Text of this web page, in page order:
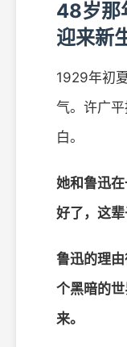
48岁那
迎来新
1929年初
气。许广
白。
她和鲁迅
好了，这辈
鲁迅的理
个黑暗的
来。